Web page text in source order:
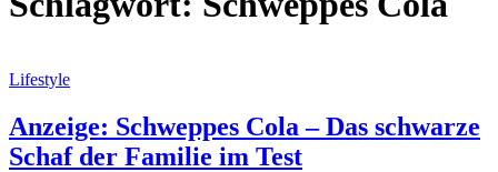
Lifestyle
Anzeige: Schweppes Cola – Das schwarze
Schaf der Familie im Test